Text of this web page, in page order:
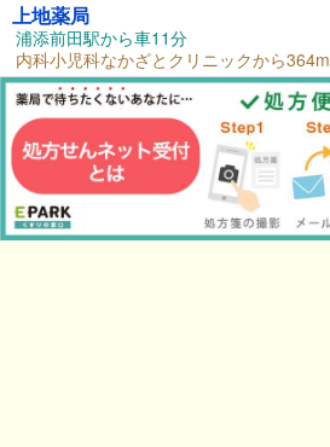
上地薬局
浦添前田駅から車11分
内科小児科なかざとクリニックから364m